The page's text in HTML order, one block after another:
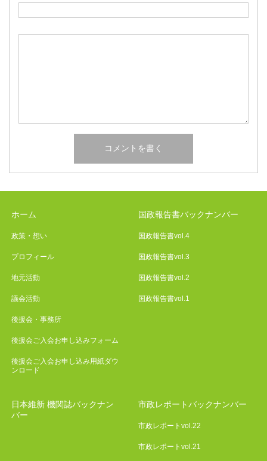
ホーム
政策・想い
プロフィール
地元活動
議会活動
後援会・事務所
後援会ご入会お申し込みフォーム
後援会ご入会お申し込み用紙ダウ
ンロード
国政報告書バックナンバー
国政報告書vol.4
国政報告書vol.3
国政報告書vol.2
国政報告書vol.1
日本維新 機関誌バックナン
バー
市政レポートバックナンバー
市政レポートvol.22
市政レポートvol.21